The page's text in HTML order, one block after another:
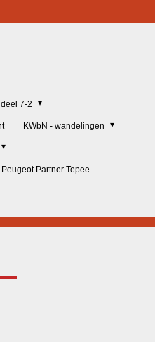
7-2
KWbN - wandelingen
Partner Tepee